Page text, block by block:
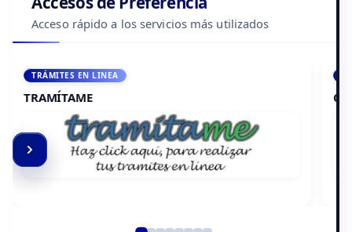
Acceso rápido a los servicios más utilizados
ACCEDE A AULA VIRTUAL
CAMPUS VIRTUAL